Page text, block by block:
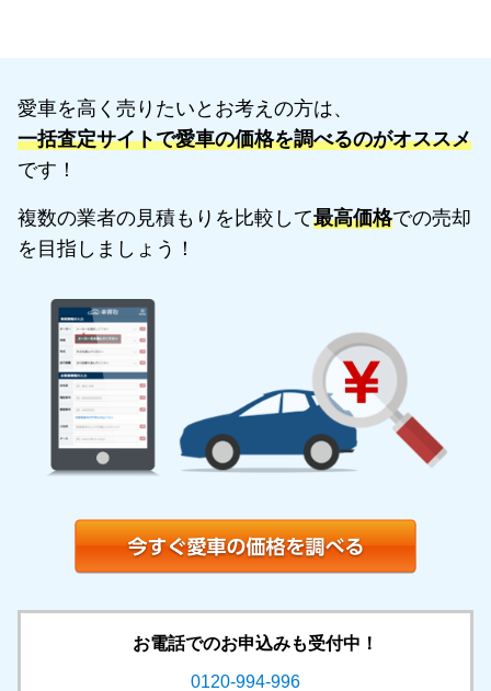
愛車を高く売りたいとお考えの方は、
一括査定サイトで愛車の価格を調べるのがオススメ
です！
複数の業者の見積もりを比較して最高価格での売却
を目指しましょう！
お電話でのお申込みも受付中！
0120-994-996